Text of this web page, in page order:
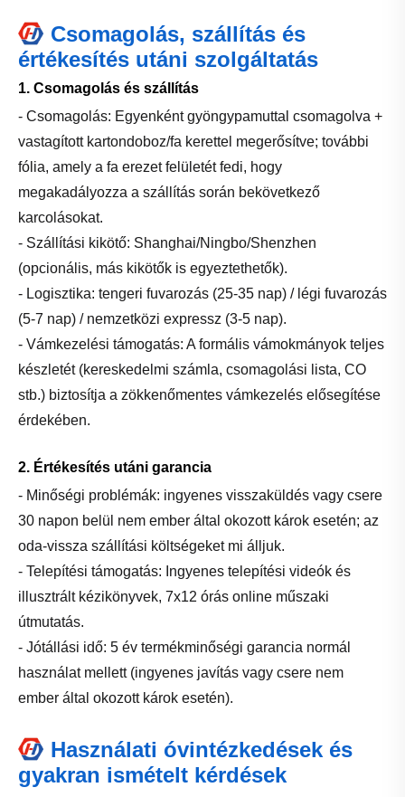
Csomagolás, szállítás és
értékesítés utáni szolgáltatás
1. Csomagolás és szállítás
- Csomagolás: Egyenként gyöngypamuttal csomagolva +
vastagított kartondoboz/fa kerettel megerősítve; további
fólia, amely a fa erezet felületét fedi, hogy
megakadályozza a szállítás során bekövetkező
karcolásokat.
- Szállítási kikötő: Shanghai/Ningbo/Shenzhen
(opcionális, más kikötők is egyeztethetők).
- Logisztika: tengeri fuvarozás (25-35 nap) / légi fuvarozás
(5-7 nap) / nemzetközi expressz (3-5 nap).
- Vámkezelési támogatás: A formális vámokmányok teljes
készletét (kereskedelmi számla, csomagolási lista, CO
stb.) biztosítja a zökkenőmentes vámkezelés elősegítése
érdekében.
2. Értékesítés utáni garancia
- Minőségi problémák: ingyenes visszaküldés vagy csere
30 napon belül nem ember által okozott károk esetén; az
oda-vissza szállítási költségeket mi álljuk.
- Telepítési támogatás: Ingyenes telepítési videók és
illusztrált kézikönyvek, 7x12 órás online műszaki
útmutatás.
- Jótállási idő: 5 év termékminőségi garancia normál
használat mellett (ingyenes javítás vagy csere nem
ember által okozott károk esetén).
Használati óvintézkedések és
gyakran ismételt kérdések